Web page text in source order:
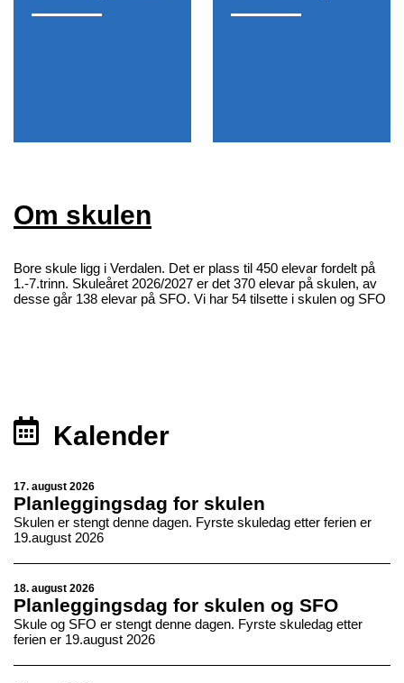
Om skulen
Bore skule ligg i Verdalen. Det er plass til 450 elevar fordelt på
1.-7.trinn. Skuleåret 2026/2027 er det 370 elevar på skulen, av
Kalender
17. august 2026
Planleggingsdag for skulen
Skulen er stengt denne dagen. Fyrste skuledag etter ferien er
19.august 2026
18. august 2026
Planleggingsdag for skulen og SFO
Skule og SFO er stengt denne dagen. Fyrste skuledag etter
ferien er 19.august 2026